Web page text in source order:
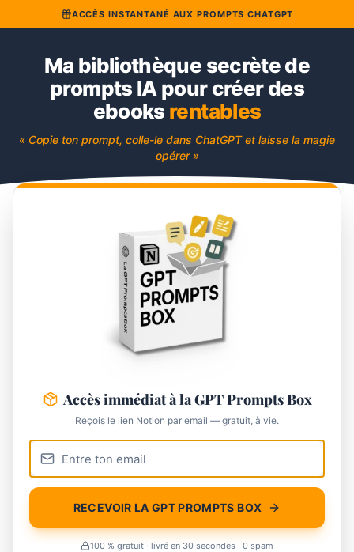
ACCÈS INSTANTANÉ AUX PROMPTS CHATGPT
Ma bibliothèque secrète de
prompts IA pour créer des
ebooks rentables
« Copie ton prompt, colle-le dans ChatGPT et laisse la magie
opérer »
Accès immédiat à la GPT Prompts Box
Reçois le lien Notion par email — gratuit, à vie.
RECEVOIR LA GPT PROMPTS BOX
100 % gratuit · livré en 30 secondes · 0 spam